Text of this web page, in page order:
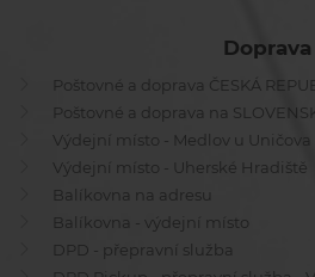
Doprava
Poštovné a doprava ČESKÁ
Poštovné a doprava na
Výdejní místo - Medlov u Uničova
Výdejní místo - Uherské Hradiště
Balíkovna na adresu
Balíkovna - výdejní místo
DPD - přepravní služba